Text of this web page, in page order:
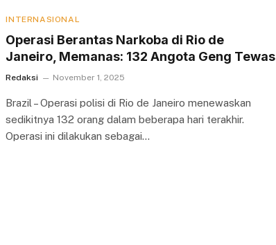
INTERNASIONAL
Operasi Berantas Narkoba di Rio de
Janeiro, Memanas: 132 Angota Geng Tewas
Redaksi November 1, 2025
Brazil – Operasi polisi di Rio de Janeiro menewaskan
sedikitnya 132 orang dalam beberapa hari terakhir.
Operasi ini dilakukan sebagai…